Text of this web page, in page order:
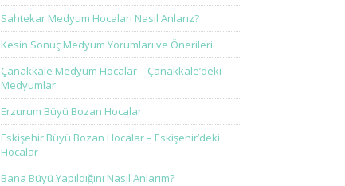
Sahtekar Medyum Hocaları Nasıl Anlarız?
Kesin Sonuç Medyum Yorumları ve Önerileri
Çanakkale Medyum Hocalar – Çanakkale’deki
Medyumlar
Erzurum Büyü Bozan Hocalar
Eskişehir Büyü Bozan Hocalar – Eskişehir’deki
Hocalar
Bana Büyü Yapıldığını Nasıl Anlarım?